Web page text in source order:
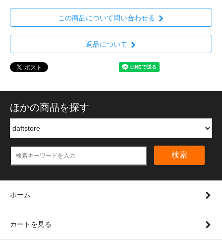
この商品について問い合わせる
返品について
ほかの商品を探す
検索
ホーム
カートを見る